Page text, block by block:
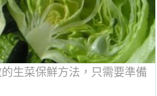
生菜保鮮方法，只需要準備